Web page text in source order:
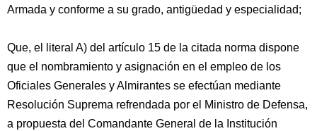
Armada y conforme a su grado, antigüedad y especialidad;
Que, el literal A) del artículo 15 de la citada norma dispone
que el nombramiento y asignación en el empleo de los
Oficiales Generales y Almirantes se efectúan mediante
Resolución Suprema refrendada por el Ministro de Defensa,
a propuesta del Comandante General de la Institución